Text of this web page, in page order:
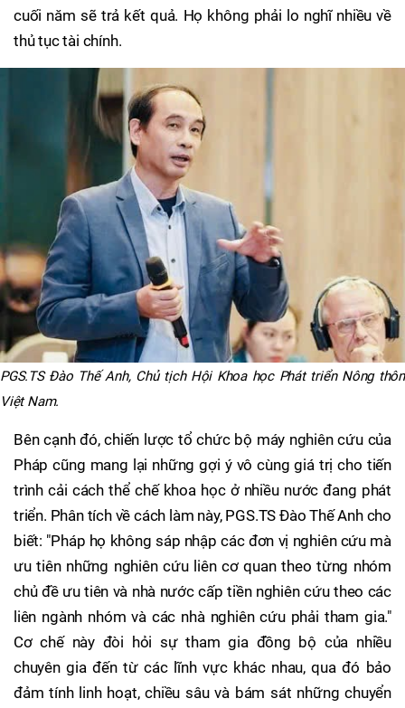
cuối năm sẽ trả kết quả. Họ không phải lo nghĩ nhiều về
thủ tục tài chính.
PGS.TS Đào Thế Anh, Chủ tịch Hội Khoa học Phát triển Nông thôn
Việt Nam.
Bên cạnh đó, chiến lược tổ chức bộ máy nghiên cứu của
Pháp cũng mang lại những gợi ý vô cùng giá trị cho tiến
trình cải cách thể chế khoa học ở nhiều nước đang phát
triển. Phân tích về cách làm này, PGS.TS Đào Thế Anh cho
biết: "Pháp họ không sáp nhập các đơn vị nghiên cứu mà
ưu tiên những nghiên cứu liên cơ quan theo từng nhóm
chủ đề ưu tiên và nhà nước cấp tiền nghiên cứu theo các
liên ngành nhóm và các nhà nghiên cứu phải tham gia."
Cơ chế này đòi hỏi sự tham gia đồng bộ của nhiều
chuyên gia đến từ các lĩnh vực khác nhau, qua đó bảo
đảm tính linh hoạt, chiều sâu và bám sát những chuyển